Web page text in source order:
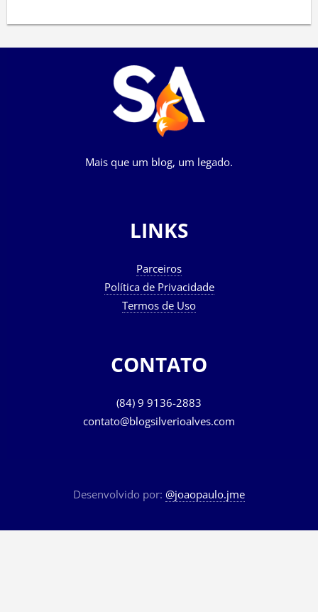
Mais que um blog, um legado.
LINKS
Parceiros
Política de Privacidade
Termos de Uso
CONTATO
(84) 9 9136-2883
contato@blogsilverioalves.com
Desenvolvido por: @joaopaulo.jme